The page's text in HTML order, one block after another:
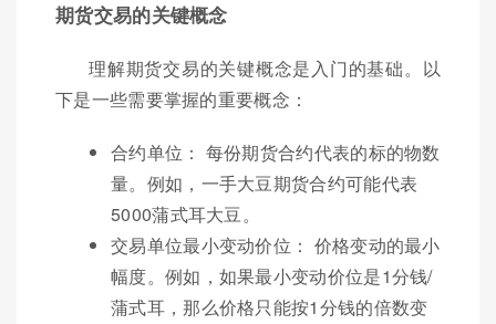
期货交易的关键概念
理解期货交易的关键概念是入门的基础。以
下是一些需要掌握的重要概念：
合约单位： 每份期货合约代表的标的物数
量。例如，一手大豆期货合约可能代表
5000蒲式耳大豆。
交易单位最小变动价位： 价格变动的最小
幅度。例如，如果最小变动价位是1分钱/
蒲式耳，那么价格只能按1分钱的倍数变